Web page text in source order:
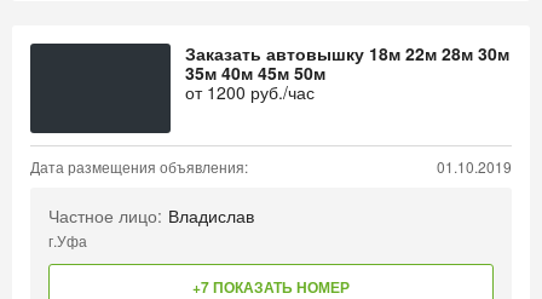
Заказать автовышку 18м 22м 28м 30м
35м 40м 45м 50м
от 1200 руб./час
Дата размещения объявления: 01.10.2019
Частное лицо: Владислав
г.Уфа
+7 ПОКАЗАТЬ НОМЕР